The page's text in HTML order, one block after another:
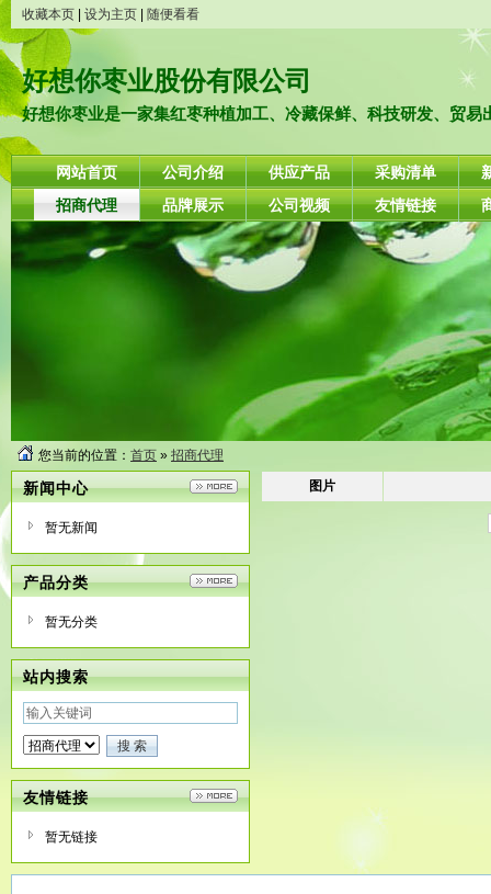
收藏本页 设为主页 随便看看
好想你枣业股份有限公司
好想你枣业是一家集红枣种植加工、冷藏保鲜、科技研发、贸易
网站首页 公司介绍 供应产品 采购清单
招商代理
品牌展示 公司视频 友情链接
您当前的位置： 首页 » 招商代理
新闻中心
暂无新闻
产品分类
暂无分类
站内搜索
友情链接
暂无链接
图片